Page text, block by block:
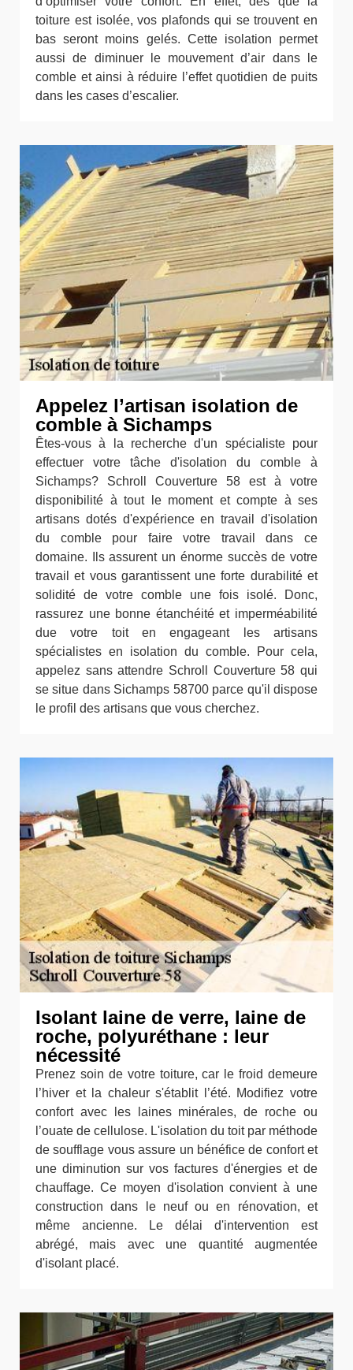
toiture est isolée, vos plafonds qui se trouvent en
bas seront moins gelés. Cette isolation permet
aussi de diminuer le mouvement d’air dans le
comble et ainsi à réduire l’effet quotidien de puits
dans les cases d’escalier.
Appelez l’artisan isolation de
comble à Sichamps
Êtes-vous à la recherche d'un spécialiste pour
effectuer votre tâche d'isolation du comble à
Sichamps? Schroll Couverture 58 est à votre
disponibilité à tout le moment et compte à ses
artisans dotés d'expérience en travail d'isolation
du comble pour faire votre travail dans ce
domaine. Ils assurent un énorme succès de votre
travail et vous garantissent une forte durabilité et
solidité de votre comble une fois isolé. Donc,
rassurez une bonne étanchéité et imperméabilité
due votre toit en engageant les artisans
spécialistes en isolation du comble. Pour cela,
appelez sans attendre Schroll Couverture 58 qui
se situe dans Sichamps 58700 parce qu'il dispose
le profil des artisans que vous cherchez.
Isolant laine de verre, laine de
roche, polyuréthane : leur
nécessité
Prenez soin de votre toiture, car le froid demeure
l’hiver et la chaleur s'établit l’été. Modifiez votre
confort avec les laines minérales, de roche ou
l’ouate de cellulose. L'isolation du toit par méthode
de soufflage vous assure un bénéfice de confort et
une diminution sur vos factures d'énergies et de
chauffage. Ce moyen d'isolation convient à une
construction dans le neuf ou en rénovation, et
même ancienne. Le délai d'intervention est
abrégé, mais avec une quantité augmentée
d'isolant placé.